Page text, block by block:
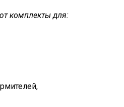
комплекты для: